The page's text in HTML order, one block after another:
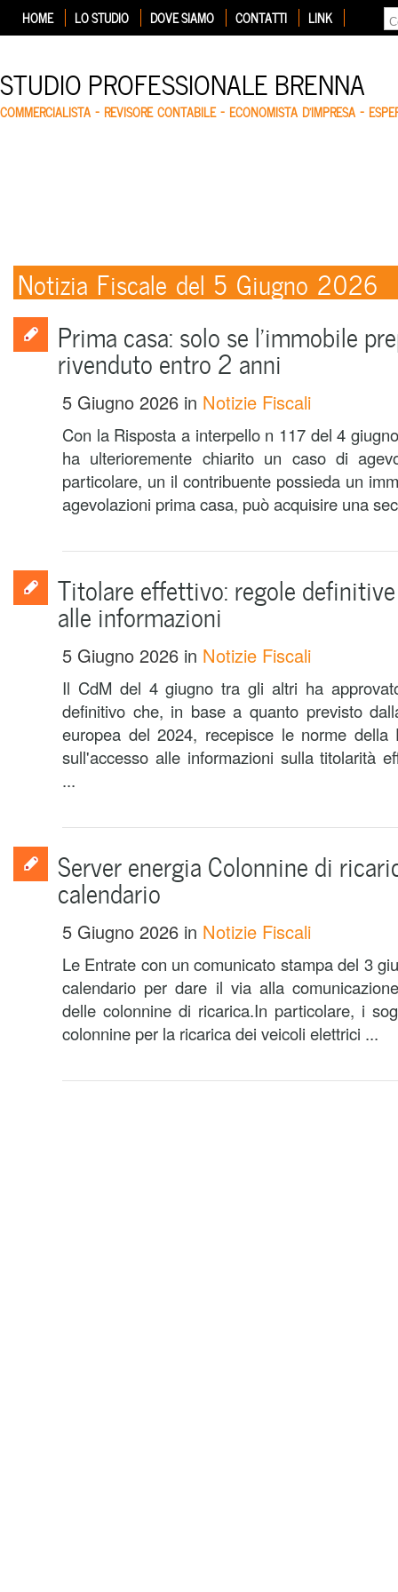
HOME LO STUDIO DOVE SIAMO CONTATTI LINK
STUDIO PROFESSIONALE BRENNA
COMMERCIALISTA – REVISORE CONTABILE – ECONOMISTA D'IMPRESA –
Notizia Fiscale del 5 Giugno 2026
Prima casa: solo se l’immobile
rivenduto entro 2 anni
5 Giugno 2026 in Notizie Fiscali
Con la Risposta a interpello n 117 del 4
ha ulterioremente chiarito un caso di
particolare, un il contribuente possieda un
agevolazioni prima casa, può acquisire una
Titolare effettivo: regole definitive
alle informazioni
5 Giugno 2026 in Notizie Fiscali
Il CdM del 4 giugno tra gli altri ha
definitivo che, in base a quanto previsto
europea del 2024, recepisce le norme della
sull'accesso alle informazioni sulla titolarità
...
Server energia Colonnine di
calendario
5 Giugno 2026 in Notizie Fiscali
Le Entrate con un comunicato stampa del 3
calendario per dare il via alla
delle colonnine di ricarica.In particolare, i
colonnine per la ricarica dei veicoli elettrici ...